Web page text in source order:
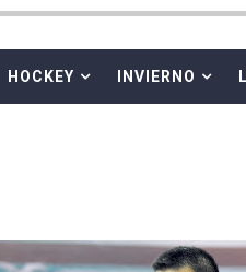
fin al reinado por parejas
HOCKEY INVIERNO